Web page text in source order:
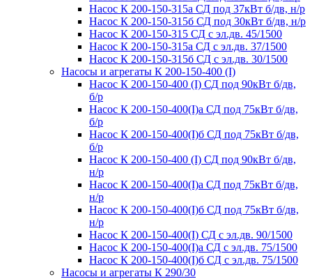
Насос К 200-150-315а СД под 37кВт б/дв, н/р
Насос К 200-150-315б СД под 30кВт б/дв, н/р
Насос К 200-150-315 СД с эл.дв. 45/1500
Насос К 200-150-315а СД с эл.дв. 37/1500
Насос К 200-150-315б СД с эл.дв. 30/1500
Насосы и агрегаты К 200-150-400 (I)
Насос К 200-150-400 (I) СД под 90кВт б/дв,
б/р
Насос К 200-150-400(I)а СД под 75кВт б/дв,
б/р
Насос К 200-150-400(I)б СД под 75кВт б/дв,
б/р
Насос К 200-150-400 (I) СД под 90кВт б/дв,
н/р
Насос К 200-150-400(I)а СД под 75кВт б/дв,
н/р
Насос К 200-150-400(I)б СД под 75кВт б/дв,
н/р
Насос К 200-150-400(I) СД с эл.дв. 90/1500
Насос К 200-150-400(I)а СД с эл.дв. 75/1500
Насос К 200-150-400(I)б СД с эл.дв. 75/1500
Насосы и агрегаты К 290/30